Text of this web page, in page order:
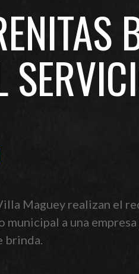
Maguey realizan el
a una
brinda.